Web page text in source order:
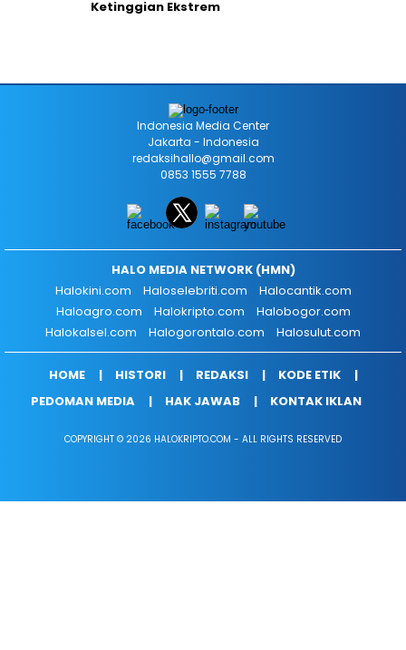
Ketinggian Ekstrem
Indonesia Media Center
Jakarta - Indonesia
redaksihallo@gmail.com
0853 1555 7788
HALO MEDIA NETWORK (HMN)
Halokini.com
Haloselebriti.com
Halocantik.com
Haloagro.com
Halokripto.com
Halobogor.com
Halokalsel.com
Halogorontalo.com Halosulut.com
HOME HISTORI REDAKSI
KODE ETIK
PEDOMAN MEDIA
HAK JAWAB KONTAK IKLAN
COPYRIGHT © 2026 HALOKRIPTO.COM - ALL RIGHTS RESERVED